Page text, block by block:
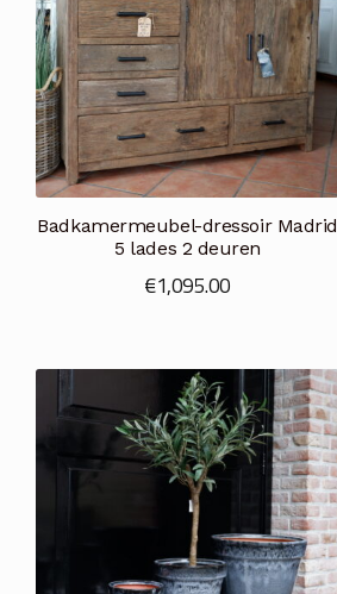
Badkamermeubel-dressoir Madrid
5 lades 2 deuren
€1,095.00